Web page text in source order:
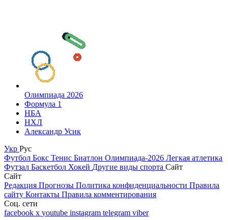
Олимпиада 2026
Формула 1
НБА
НХЛ
Александр Усик
Укр Рус
Футбол Бокс Тенис Биатлон Олимпиада-2026 Легкая атлетика
Футзал Баскетбол Хокей Другие виды спорта Сайт
Сайт
Редакция Прогнозы Политика конфиденциальности Правила
сайту Контакты Правила комментирования
Соц. сети
facebook x youtube instagram telegram viber